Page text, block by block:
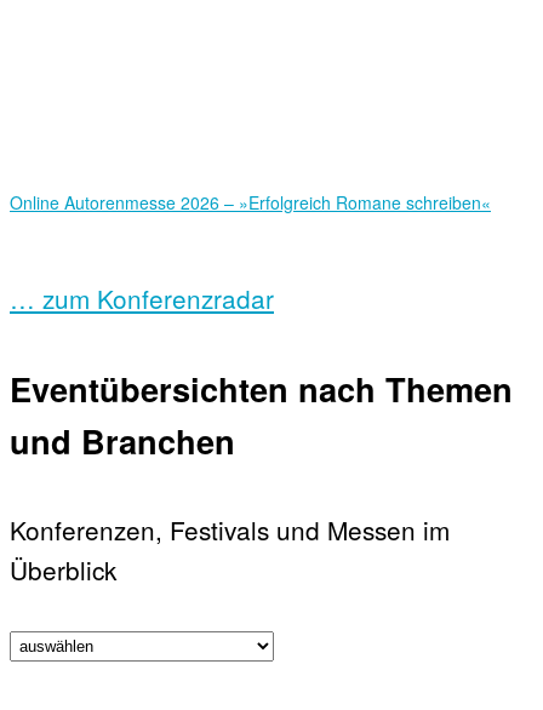
Online Autorenmesse 2026 – »Erfolgreich Romane schreiben«
… zum Konferenzradar
Eventübersichten nach Themen
und Branchen
Konferenzen, Festivals und Messen im
Überblick